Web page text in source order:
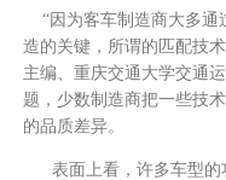
“因为客车制造商大多通
造的关键，所谓的匹配技
主编、重庆交通大学交通
题，少数制造商把一些技
的品质差异。
表面上看，许多车型的